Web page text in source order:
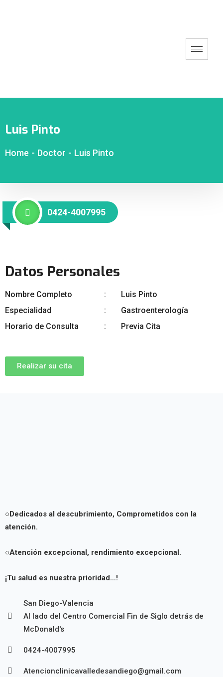
Luis Pinto
Home - Doctor - Luis Pinto
0424-4007995
Datos Personales
Nombre Completo
Luis Pinto
Especialidad
Gastroenterología
Horario de Consulta
Previa Cita
Realizar su cita
○Dedicados al descubrimiento, Comprometidos con la
atención.
○Atención excepcional, rendimiento excepcional.
¡Tu salud es nuestra prioridad…!
San Diego-Valencia
Al lado del Centro Comercial Fin de Siglo detrás de
McDonald's
0424-4007995
Atencionclinicavalledesandiego@gmail.com